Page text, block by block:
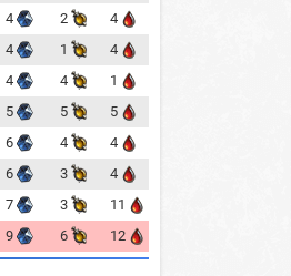
4 2
4
4 1
4
4 4
1
5 5
5
6 4
4
6 3
4
7 3
11
9 6 12